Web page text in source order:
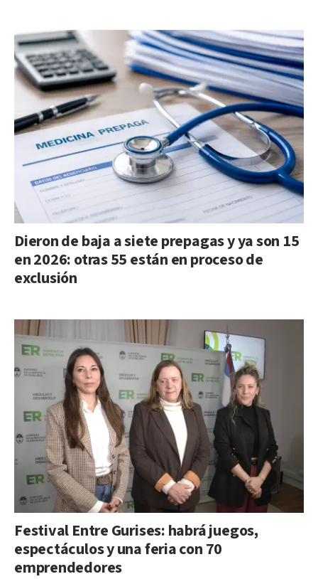
Dieron de baja a siete prepagas y ya son 15
en 2026: otras 55 están en proceso de
exclusión
Festival Entre Gurises: habrá juegos,
espectáculos y una feria con 70
emprendedores